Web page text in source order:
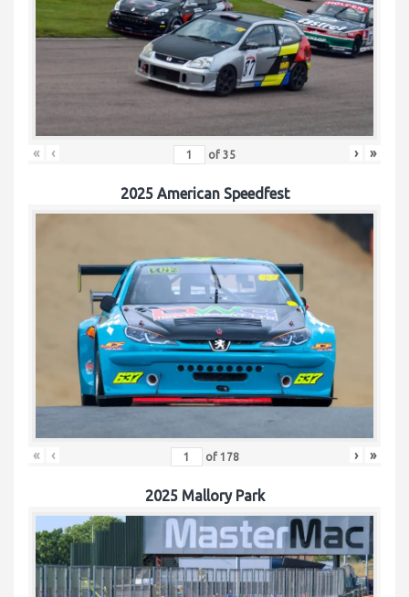
« ‹ of 35 › »
2025 American Speedfest
« ‹ of 178 › »
2025 Mallory Park